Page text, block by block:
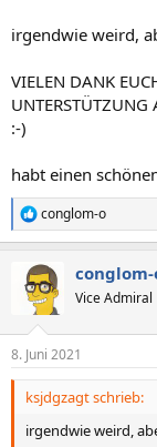
irgendwie weird,
VIELEN DANK
UNTERSTÜTZUNG
:-)
habt einen
R
e
e
n
conglom-o
conglom-
Vice Admiral
8. Juni 2021
ksjdgzagt schrieb:
irgendwie weird,